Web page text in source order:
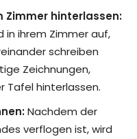
Zimmer hinterlassen:
in ihrem Zimmer auf,
schreiben
Zeichnungen,
Tafel hinterlassen.
Nachdem der
verflogen ist, wird